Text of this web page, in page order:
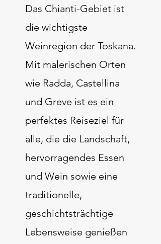
Das Chianti-Gebiet ist
die wichtigste
Weinregion der Toskana.
Mit malerischen Orten
wie Radda, Castellina
und Greve ist es ein
perfektes Reiseziel für
alle, die die Landschaft,
hervorragendes Essen
und Wein sowie eine
traditionelle,
geschichtsträchtige
Lebensweise genießen